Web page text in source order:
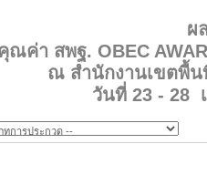
ผ
ณค่า สพฐ. OBEC
ณ สำนักงานเขตพื้น
วันที่ 23 - 28